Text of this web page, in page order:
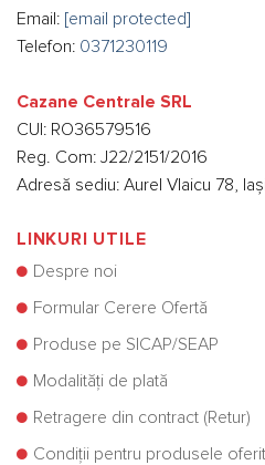
Email: [email protected]
Telefon: 0371230119
Cazane Centrale SRL
CUI: RO36579516
Reg. Com: J22/2151/2016
Adresă sediu: Aurel Vlaicu 78,
LINKURI UTILE
Despre noi
Formular Cerere Ofertă
Produse pe SICAP/SEAP
Modalități de plată
Retragere din contract (Retur)
Condiții pentru produsele